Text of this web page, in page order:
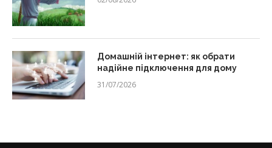
Домашній інтернет: як обрати
надійне підключення для дому
31/07/2026